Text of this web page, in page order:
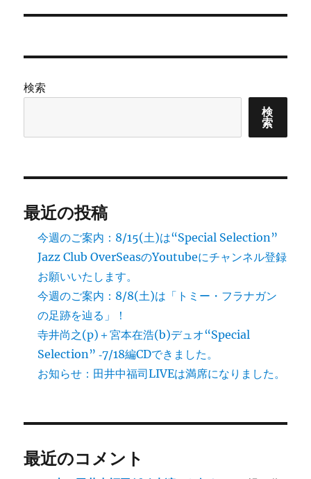
ー
ン
投
検索
検
索
最近の投稿
今週のご案内：8/15(土)は“Special Selection”
Jazz Club OverSeasのYoutubeにチャンネル登録
お願いいたします。
今週のご案内：8/8(土)は「トミー・フラナガン
の足跡を辿る」！
寺井尚之(p)＋宮本在浩(b)デュオ“Special
Selection” ‐7/18編CDできました。
お知らせ：田井中福司LIVEは満席になりました。
最近のコメント